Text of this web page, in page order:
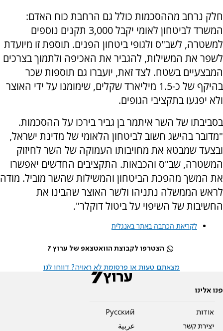
חלק נרחב מההסכמות כולל גם הרחבת כוח האדם:
המשרד לביטחון לאומי יקבל 3,000 תקנים נוספים
למשטרה, לשב"ס ולגופי ביטחון הפנים. תוספת זו מיועדת
לשפר את המשילות, להגביר את האכיפה ולתמוך בצרכים
המבצעיים בשטח. לצד זאת, יועברו גם תוספות שכר
בהיקף של כ-1.5 מיליארד שקלים, שימומנו על ידי האוצר
ולא יפגעו בתקציבי הגופים.
בסביבתו של השר איתמר בן גביר בירכו על ההסכמות.
"מדובר בהישג חשוב לביטחון הלאומי של מדינת ישראל,
ובצעד שמבטא את מחויבותו העמוקה של השר לחיזוק
המשטרה, שב"ס והכבאות. התקציבים החדשים יאפשרו
את המשך מהפכת הביטחון והמשילות שהשר מוביל. מודה
לראש הממשלה נתניהו ולשר האוצר שהבינו את
החשיבות של השיפוי על ביטול דוקלר".
לקריאת הכתבה באתר באנגלית
הצטרפו לקבוצת הוואטצאפ של ערוץ 7
מצאתם טעות או פרסומת לא ראויה? דווחו לנו
פנו אלינו
אודות
יצירת קשר
Pусский
عربية